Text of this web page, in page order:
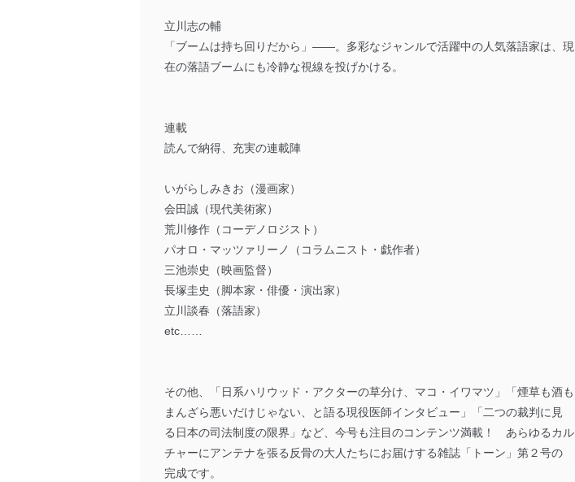
立川志の輔
「ブームは持ち回りだから」――。多彩なジャンルで活躍中の人気落語家は、現
在の落語ブームにも冷静な視線を投げかける。
連載
読んで納得、充実の連載陣
いがらしみきお（漫画家）
会田誠（現代美術家）
荒川修作（コーデノロジスト）
パオロ・マッツァリーノ（コラムニスト・戯作者）
三池崇史（映画監督）
長塚圭史（脚本家・俳優・演出家）
立川談春（落語家）
etc……
その他、「日系ハリウッド・アクターの草分け、マコ・イワマツ」「煙草も酒も
まんざら悪いだけじゃない、と語る現役医師インタビュー」「二つの裁判に見
る日本の司法制度の限界」など、今号も注目のコンテンツ満載！ あらゆるカル
チャーにアンテナを張る反骨の大人たちにお届けする雑誌「トーン」第２号の
完成です。